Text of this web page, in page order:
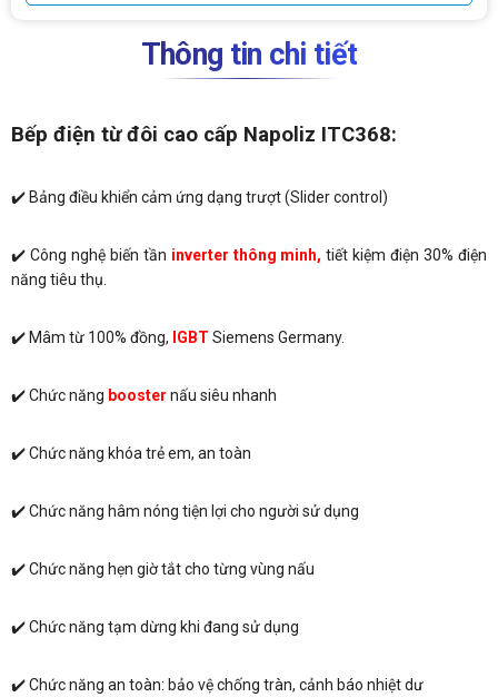
Thông tin chi tiết
Bếp điện từ đôi cao cấp Napoliz ITC368:
✔️ Bảng điều khiển cảm ứng dạng trượt (Slider control)
✔️ Công nghệ biến tần inverter thông minh,tiết kiệm điện 30% điện
năng tiêu thụ.
✔️ Mâm từ 100% đồng, IGBT Siemens Germany.
✔️ Chức năng booster nấu siêu nhanh
✔️ Chức năng khóa trẻ em, an toàn
✔️ Chức năng hâm nóng tiện lợi cho người sử dụng
✔️ Chức năng hẹn giờ tắt cho từng vùng nấu
✔️ Chức năng tạm dừng khi đang sử dụng
✔️ Chức năng an toàn: bảo vệ chống tràn, cảnh báo nhiệt dư